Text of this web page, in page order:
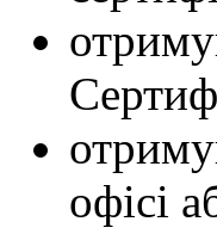
офісі